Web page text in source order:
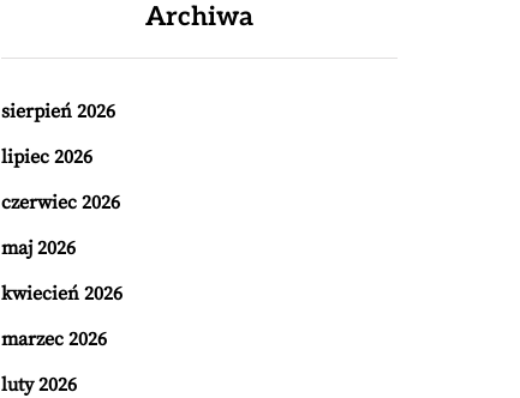
Archiwa
sierpień 2026
lipiec 2026
czerwiec 2026
maj 2026
kwiecień 2026
marzec 2026
luty 2026